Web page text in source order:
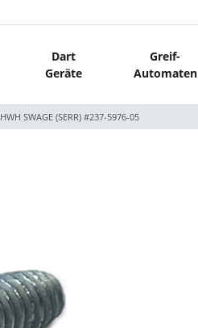
Dart
Geräte
Greif-
Automaten
SWAGE (SERR) #237-5976-05